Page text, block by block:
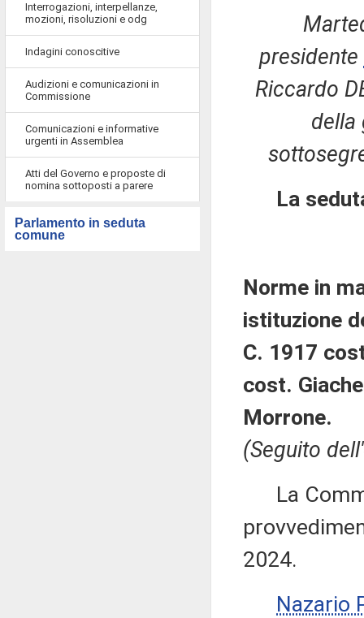
Interrogazioni, interpellanze,
mozioni, risoluzioni e odg
Indagini conoscitive
Audizioni e comunicazioni in
Commissione
Comunicazioni e informative
urgenti in Assemblea
Atti del Governo e proposte di
nomina sottoposti a parere
Parlamento in seduta
comune
presidente
Riccardo
della
La
Norme in
istituzione
C. 1917
cost.
Morrone.
(Seguito
La
2024.
Nazario